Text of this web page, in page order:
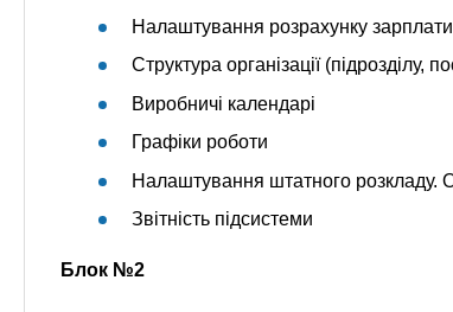
Налаштування розрахунку зарплати
Структура організації (підрозділу,
Виробничі календарі
Графіки роботи
Налаштування штатного розкладу.
Звітність підсистеми
Блок №2